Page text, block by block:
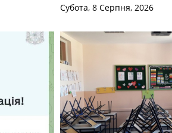
Субота, 8 Серпня, 2026